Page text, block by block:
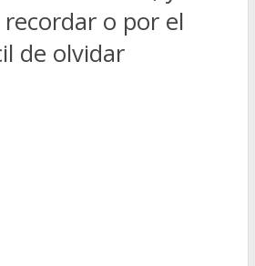
o por el
de olvidar